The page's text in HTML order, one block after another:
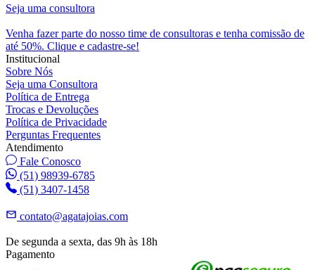
Seja uma consultora
Venha fazer parte do nosso time de consultoras e tenha comissão de
até 50%. Clique e cadastre-se!
Institucional
Sobre Nós
Seja uma Consultora
Política de Entrega
Trocas e Devoluções
Política de Privacidade
Perguntas Frequentes
Atendimento
Fale Conosco
(51) 98939-6785
(51) 3407-1458
contato@agatajoias.com
De segunda a sexta, das 9h às 18h
Pagamento